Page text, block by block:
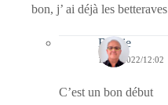
bon, j’ ai déjà les betteraves
Bernie
19/02/2022/12:02
C’est un bon début